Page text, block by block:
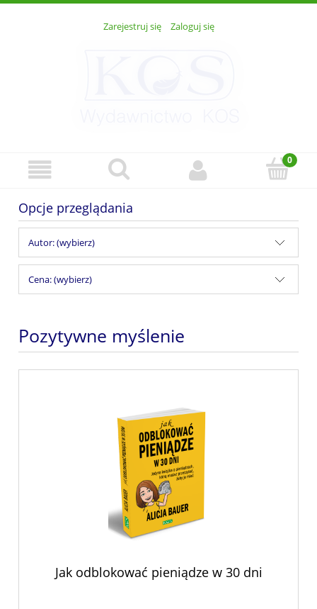
Zarejestruj się Zaloguj się
Opcje przeglądania
Autor: (wybierz)
Cena: (wybierz)
Pozytywne myślenie
Jak odblokować pieniądze w 30 dni